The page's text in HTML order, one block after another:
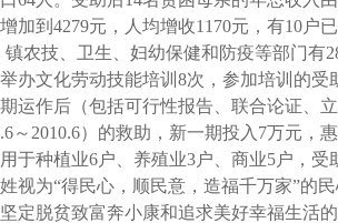
加到 4279元，人均增收1170元，有10户
镇农技、卫生、妇幼保健和防疫等部门有
办文化劳动技能培训 8次，参加培训的受
运作后（包括可行性报告、联合论证、
～ 2010.6）的救助，新一期投入 7万元，
于种植业6户、养殖业3户、商业5户，受
视为“得民心，顺民意，造福千万家”的
定脱贫致富奔小康和追求美好幸福生活的